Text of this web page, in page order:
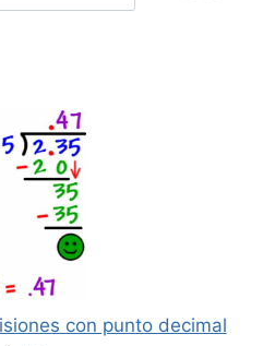
con punto decimal